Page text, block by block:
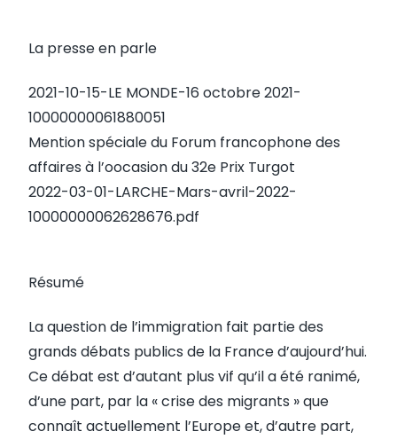
La presse en parle
2021-10-15-LE MONDE-16 octobre 2021-
10000000061880051
Mention spéciale du Forum francophone des
affaires à l’oocasion du32e Prix Turgot
2022-03-01-LARCHE-Mars-avril-2022-
10000000062628676.pdf
Résumé
La question de l’immigration fait partie des
grands débats publics de la France d’aujourd’hui.
Ce débat est d’autant plus vif qu’il a été ranimé,
d’une part, par la « crise des migrants » que
connaît actuellement l’Europe et, d’autre part,